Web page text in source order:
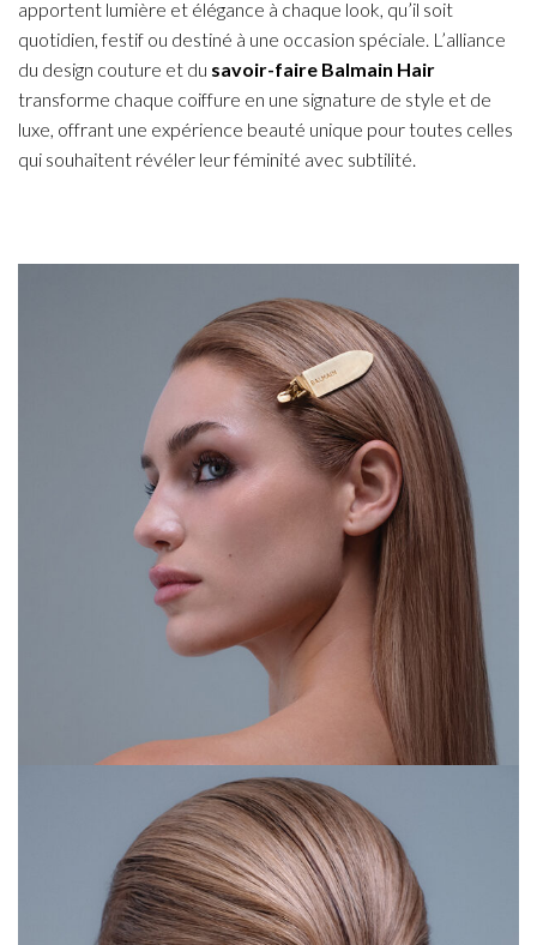
apportent lumière et élégance à chaque look, qu’il soit
quotidien, festif ou destiné à une occasion spéciale. L’alliance
du design couture et du savoir-faire Balmain Hair
transforme chaque coiffure en une signature de style et de
luxe, offrant une expérience beauté unique pour toutes celles
qui souhaitent révéler leur féminité avec subtilité.